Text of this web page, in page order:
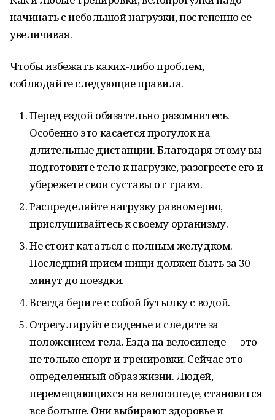
начинать с небольшой нагрузки, постепенно ее
увеличивая.
Чтобы избежать каких-либо проблем,
соблюдайте следующие правила.
Перед ездой обязательно разомнитесь.
Особенно это касается прогулок на
длительные дистанции. Благодаря этому вы
подготовите тело к нагрузке, разогреете его и
убережете свои суставы от травм.
Распределяйте нагрузку равномерно,
прислушивайтесь к своему организму.
Не стоит кататься с полным желудком.
Последний прием пищи должен быть за 30
минут до поездки.
Всегда берите с собой бутылку с водой.
Отрегулируйте сиденье и следите за
положением тела. Езда на велосипеде — это
не только спорт и тренировки. Сейчас это
определенный образ жизни. Людей,
перемещающихся на велосипеде, становится
все больше. Они выбирают здоровье и